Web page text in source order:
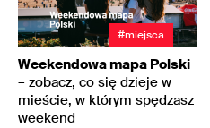
#miejsca
Weekendowa mapa Polski
– zobacz, co się dzieje w
mieście, w którym spędzasz
weekend